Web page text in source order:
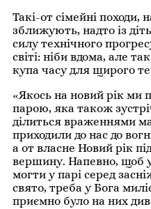
Такі-от сімейні походи,
зближують, надто із
силу технічного
світі: ніби вдома, але
купа часу для щирого
«Якось на новий рік ми
парою, яка також
ділиться враженнями
приходили до нас до
а от власне Новий рік
вершину. Напевно, щоб у
могти у парі серед
свято, треба у Бога
приємно було на них